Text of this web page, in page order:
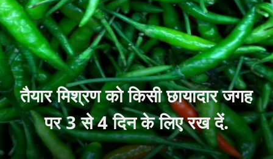
तैयार मिश्रण को किसी छायादार जगह
पर 3 से 4 दिन के लिए रख दें.